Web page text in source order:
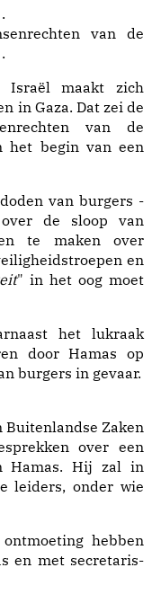
van de
Israël maakt zich
in Gaza. Dat zei de
van de
het begin van een
van burgers -
de sloop van
te maken over
en
" in het oog moet
het lukraak
door Hamas op
burgers in gevaar.
Buitenlandse Zaken
over een
Hamas. Hij zal in
leiders, onder wie
hebben
en met secretaris-